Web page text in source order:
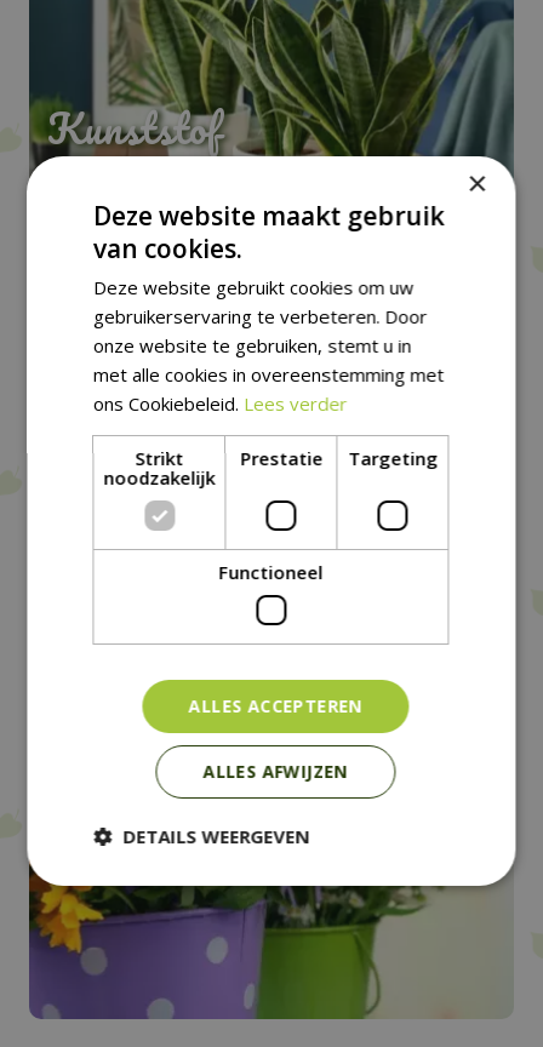
Kunststof
Mandwerk
Zink
×
Deze website maakt gebruik
van cookies.
Deze website gebruikt cookies om uw
gebruikerservaring te verbeteren. Door
onze website te gebruiken, stemt u in
met alle cookies in overeenstemming met
ons Cookiebeleid. Lees verder
Strikt
noodzakelijk
Prestatie Targeting
Functioneel
ALLES ACCEPTEREN
ALLES AFWIJZEN
DETAILS WEERGEVEN